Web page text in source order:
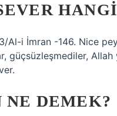
Al-i İmran -146. Nice
güçsüzleşmediler, Allah
DEMEK?